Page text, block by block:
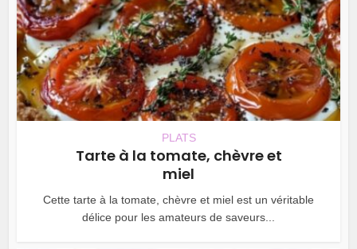
PLATS
Tarte à la tomate, chèvre et
miel
Cette tarte à la tomate, chèvre et miel est un véritable
délice pour les amateurs de saveurs...